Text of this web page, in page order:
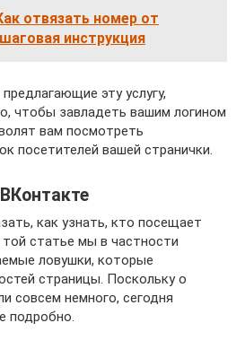
отвязать номер от
инструкция
эту услугу,
чтобы завладеть вашим логином
вам посмотреть
посетителей вашей странички.
как узнать, кто посещает
статье мы в частности
ловушки, которые
страницы. Поскольку о
совсем немного, сегодня
подробно.